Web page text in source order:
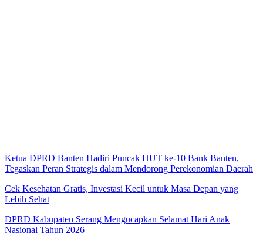
Ketua DPRD Banten Hadiri Puncak HUT ke-10 Bank Banten,
Tegaskan Peran Strategis dalam Mendorong Perekonomian Daerah
Cek Kesehatan Gratis, Investasi Kecil untuk Masa Depan yang
Lebih Sehat
DPRD Kabupaten Serang Mengucapkan Selamat Hari Anak
Nasional Tahun 2026